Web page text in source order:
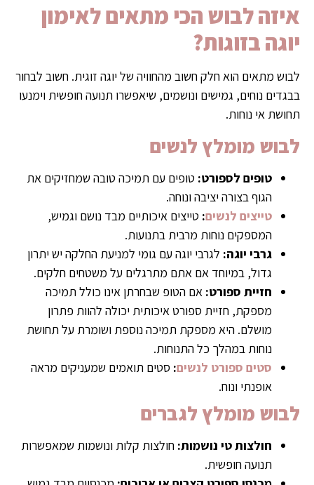
איזה לבוש הכי מתאים לאימון
יוגה בזוגות?
לבוש מתאים הוא חלק חשוב מהחוויה של יוגה זוגית. חשוב לבחור
בבגדים נוחים, גמישים ונושמים, שיאפשרו תנועה חופשית וימנעו
תחושת אי נוחות.
לבוש מומלץ לנשים
טופים לספורט: טופים עם תמיכה טובה שמחזיקים את
הגוף בצורה יציבה ונוחה.
טייצים לנשים: טייצים איכותיים מבד נושם וגמיש,
המספקים נוחות מרבית בתנועות.
גרבי יוגה: לגרבי יוגה עם גומי למניעת החלקה יש יתרון
גדול, במיוחד אם אתם מתרגלים על משטחים חלקים.
חזיית ספורט: אם הטופ שבחרתן אינו כולל תמיכה
מספקת, חזיית ספורט איכותית יכולה להוות פתרון
מושלם. היא מספקת תמיכה נוספת ושומרת על תחושת
נוחות במהלך כל התנוחות.
סטים ספורט לנשים: סטים תואמים שמעניקים מראה
אופנתי ונוח.
לבוש מומלץ לגברים
חולצות טי נושמות: חולצות קלות ונושמות שמאפשרות
תנועה חופשית.